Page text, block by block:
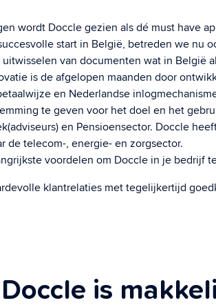
wordt Doccle gezien als dé must have
start in België, betreden we nu
uitwisselen van documenten wat in België
is de afgelopen maanden door
en Nederlandse
te geven voor het doel en het
en Pensioensector. Doccle
de telecom-, energie- en zorgsector.
voordelen om Doccle in je bedrijf
klantrelaties met tegelijkertijd
is